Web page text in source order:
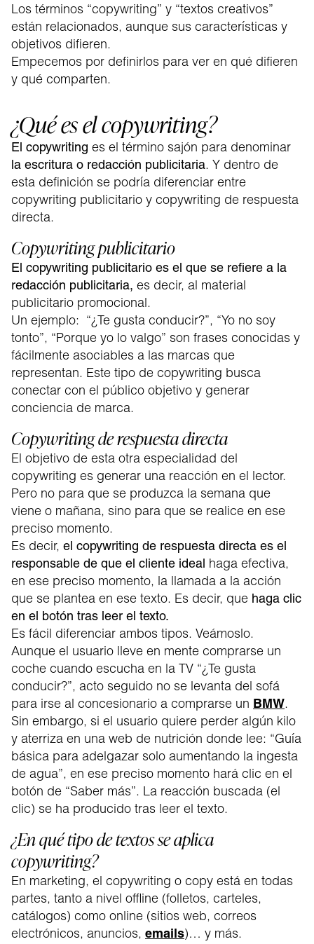
Los términos “copywriting” y “textos creativos”
están relacionados, aunque sus características y
objetivos difieren.
Empecemos por definirlos para ver en qué difieren
y qué comparten.
¿Qué es el copywriting?
El copywriting es el término sajón para denominar
la escritura o redacción publicitaria. Y dentro de
esta definición se podría diferenciar entre
copywriting publicitario y copywriting de respuesta
directa.
Copywriting publicitario
El copywriting publicitario es el que se refiere a la
redacción publicitaria, es decir, al material
publicitario promocional.
Un ejemplo: “¿Te gusta conducir?”, “Yo no soy
tonto”, “Porque yo lo valgo” son frases conocidas y
fácilmente asociables a las marcas que
representan. Este tipo de copywriting busca
conectar con el público objetivo y generar
conciencia de marca.
Copywriting de respuesta directa
El objetivo de esta otra especialidad del
copywriting es generar una reacción en el lector.
Pero no para que se produzca la semana que
viene o mañana, sino para que se realice en ese
preciso momento.
Es decir, el copywriting de respuesta directa es el
responsable de que el cliente ideal haga efectiva,
en ese preciso momento, la llamada a la acción
que se plantea en ese texto. Es decir, que haga clic
en el botón tras leer el texto.
Es fácil diferenciar ambos tipos. Veámoslo.
Aunque el usuario lleve en mente comprarse un
coche cuando escucha en la TV “¿Te gusta
conducir?”, acto seguido no se levanta del sofá
para irse al concesionario a comprarse un BMW.
Sin embargo, si el usuario quiere perder algún kilo
y aterriza en una web de nutrición donde lee: “Guía
básica para adelgazar solo aumentando la ingesta
de agua”, en ese preciso momento hará clic en el
botón de “Saber más”. La reacción buscada (el
clic) se ha producido tras leer el texto.
¿En qué tipo de textos se aplica
copywriting?
En marketing, el copywriting o copy está en todas
partes, tanto a nivel offline (folletos, carteles,
catálogos) como online (sitios web, correos
electrónicos, anuncios, emails)… y más.